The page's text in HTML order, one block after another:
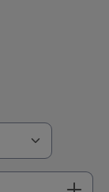
Wert ein